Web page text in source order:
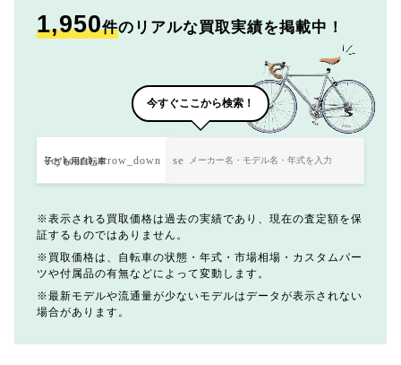
1,950件のリアルな買取実績を掲載中！
今すぐここから検索！
表示される買取価格は過去の実績であり、現在の査定額を保
証するものではありません。
買取価格は、自転車の状態・年式・市場相場・カスタムパー
ツや付属品の有無などによって変動します。
最新モデルや流通量が少ないモデルはデータが表示されない
場合があります。